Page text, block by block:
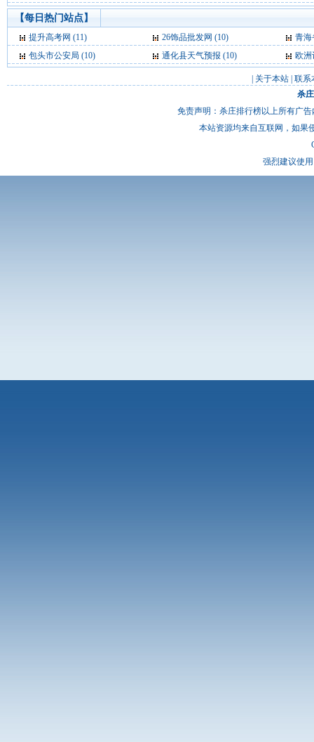
【每日热门站点】
提升高考网 (11) 26饰品批发网 (10)
青海
包头市公安局 (10) 通化县天气预报 (10) 欧洲
关于本站 联系
杀
免责声明：杀庄排行榜以上所有广
本站资源均来自互联网，如果
强烈建议使